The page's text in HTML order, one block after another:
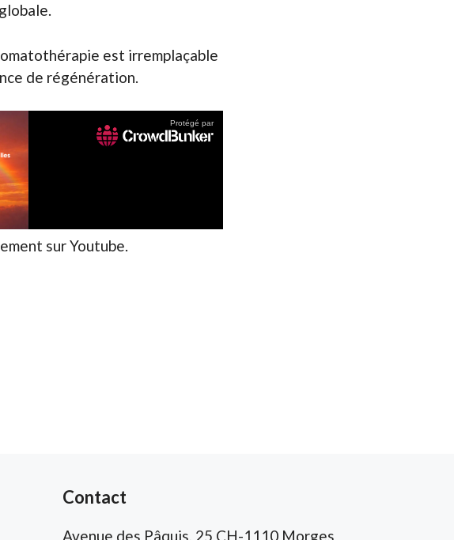
est irremplaçable
de régénération.
sur Youtube.
Contact
Avenue des Pâquis, 25 CH-1110 Morges